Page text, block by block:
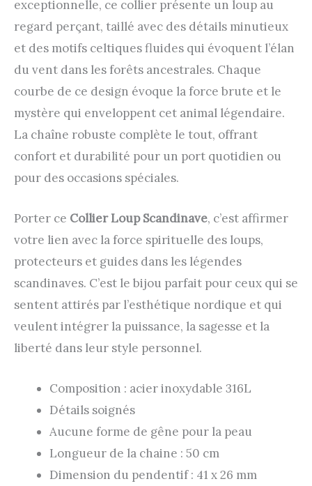
exceptionnelle, ce collier présente un loup au
regard perçant, taillé avec des détails minutieux
et des motifs celtiques fluides qui évoquent l’élan
du vent dans les forêts ancestrales. Chaque
courbe de ce design évoque la force brute et le
mystère qui enveloppent cet animal légendaire.
La chaîne robuste complète le tout, offrant
confort et durabilité pour un port quotidien ou
pour des occasions spéciales.
Porter ce Collier Loup Scandinave, c’est affirmer
votre lien avec la force spirituelle des loups,
protecteurs et guides dans les légendes
scandinaves. C’est le bijou parfait pour ceux qui se
sentent attirés par l’esthétique nordique et qui
veulent intégrer la puissance, la sagesse et la
liberté dans leur style personnel.
Composition : acier inoxydable 316L
Détails soignés
Aucune forme de gêne pour la peau
Longueur de la chaine : 50 cm
Dimension du pendentif : 41 x 26 mm